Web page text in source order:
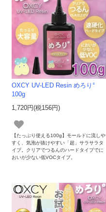
OXCY UV-LED Resin めろり°
100g
1,720円(税156円)
【たっぷり使える100g】モールドに流しや
すく、気泡が抜けやすい「超」サラサラタ
イプ。クリアでつるんのハードタイプでに
おいが少ない低VOCタイプ。